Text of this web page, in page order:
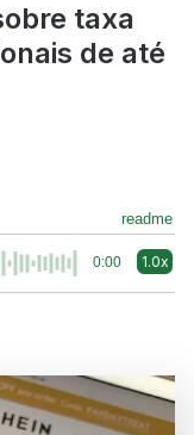
taxa
de até
readme
0:00 1.0x